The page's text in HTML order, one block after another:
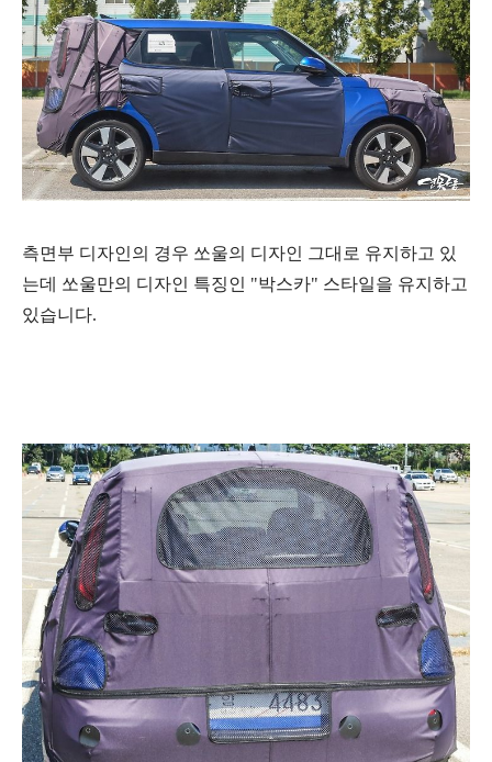
측면부 디자인의 경우 쏘울의 디자인 그대로 유지하고 있
는데 쏘울만의 디자인 특징인 "박스카" 스타일을 유지하고
있습니다.